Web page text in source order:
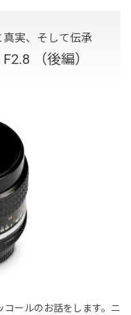
実、そして伝承
（後編）
コールのお話をします。ニ